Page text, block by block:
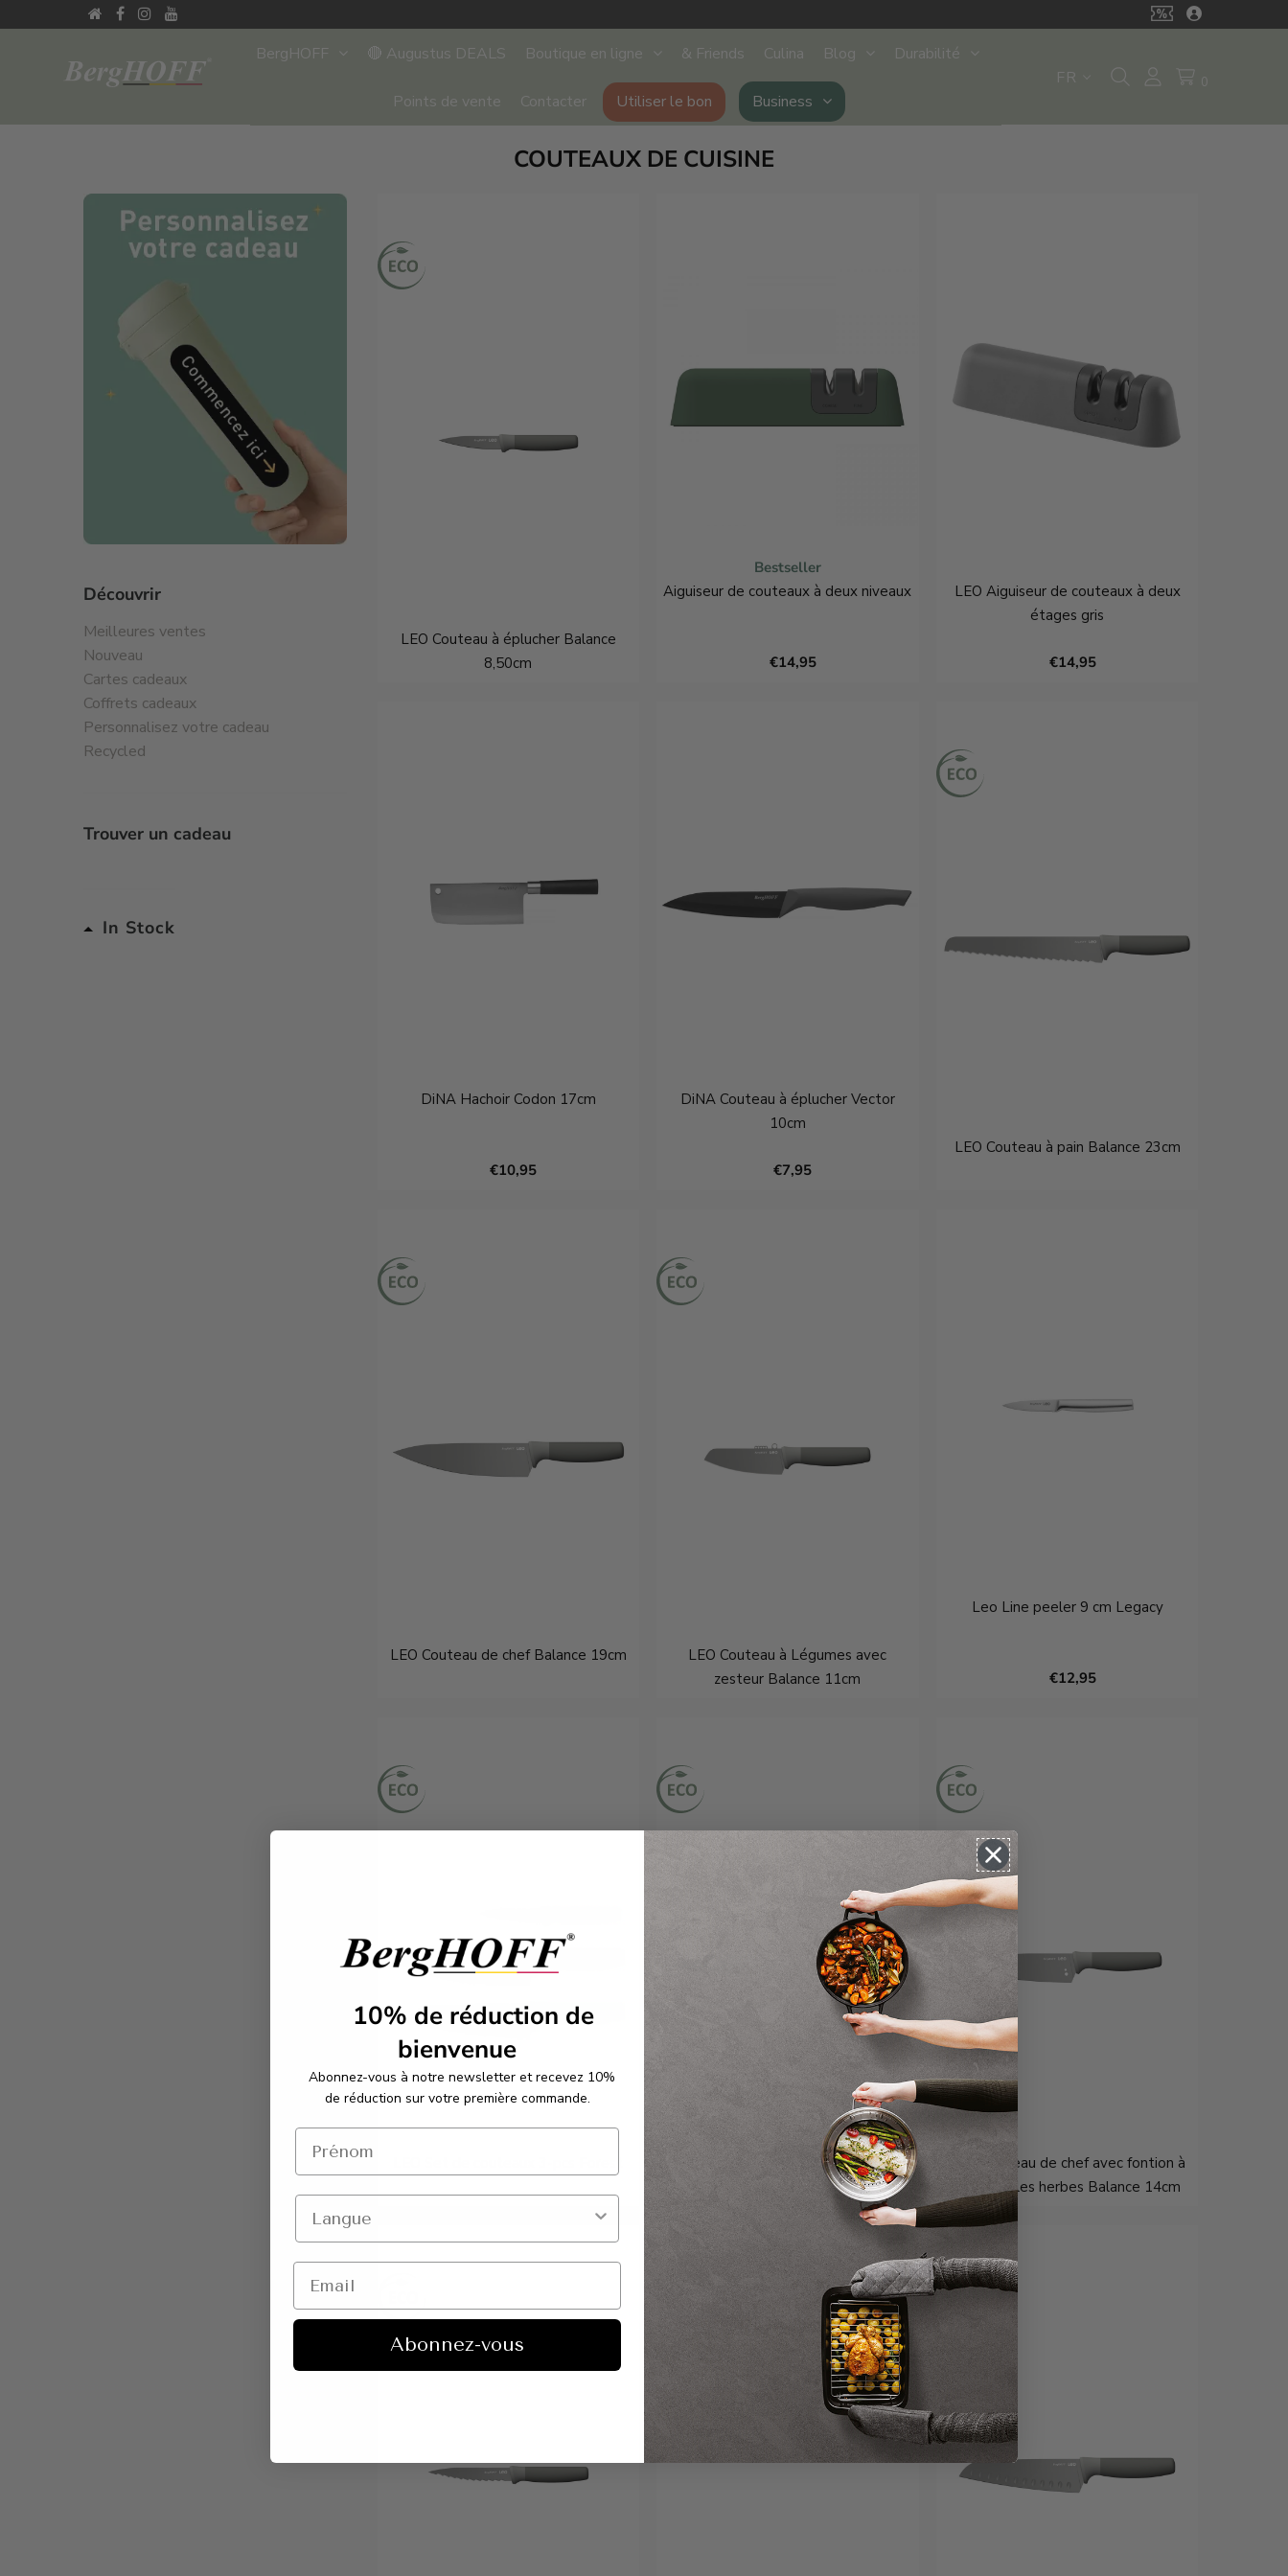
BergHOFF 🔴 Augustus DEALS Boutique en ligne & Friends Culina Blog Durabilité
Points de vente Contacter Utiliser le bon Business
FR 0
COUTEAUX DE CUISINE
Découvrir
Meilleures ventes
Nouveau
Cartes cadeaux
Coffrets cadeaux
Personnalisez votre cadeau
Recycled
Trouver un cadeau
In Stock
LEO Couteau à éplucher Balance
8,50cm
Bestseller
Aiguiseur de couteaux à deux niveaux
€14,95
LEO Aiguiseur de couteaux à deux
étages gris
€14,95
DiNA Hachoir Codon 17cm
€10,95
DiNA Couteau à éplucher Vector
10cm
€7,95
LEO Couteau à pain Balance 23cm
LEO Couteau de chef Balance 19cm
LEO Couteau à Légumes avec
zesteur Balance 11cm
Leo Line peeler 9 cm Legacy
€12,95
LEO Couteau à découper Balance
19cm
LEO Couteau de chef avec fontion à
effeuiller les herbes Balance 14cm
10% de réduction de
bienvenue
Abonnez-vous à notre newsletter et recevez 10%
de réduction sur votre première commande.
Abonnez-vous